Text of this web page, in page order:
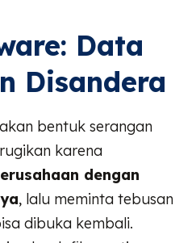
Data
Disandera
bentuk serangan
karena
dengan
, lalu meminta tebusan
dibuka kembali.